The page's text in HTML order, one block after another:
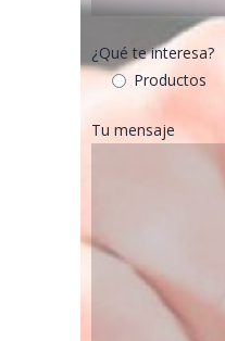
¿Qué te interesa?
Productos
Tu mensaje